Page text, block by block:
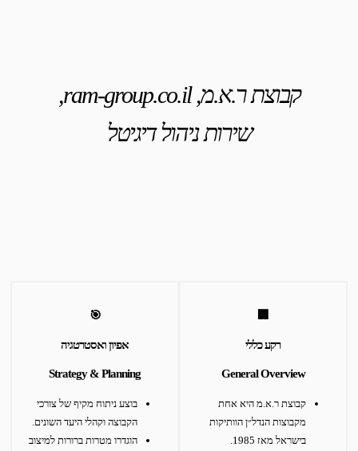
קבוצת ר.א.מ, ram-group.co.il,
שירות ניהול דיגיטל
🏢
רקע כללי
General Overview
קבוצת ר.א.מ היא אחת
מקבוצות הנדל״ן הוותיקות
בישראל מאז 1985.
🎯
אפיון ואסטרטגיה
Strategy & Planning
בוצע ניתוח מקיף של צורכי
הקבוצה וקהלי היעד השונים.
הוגדרו מטרות ברורות למיצוב